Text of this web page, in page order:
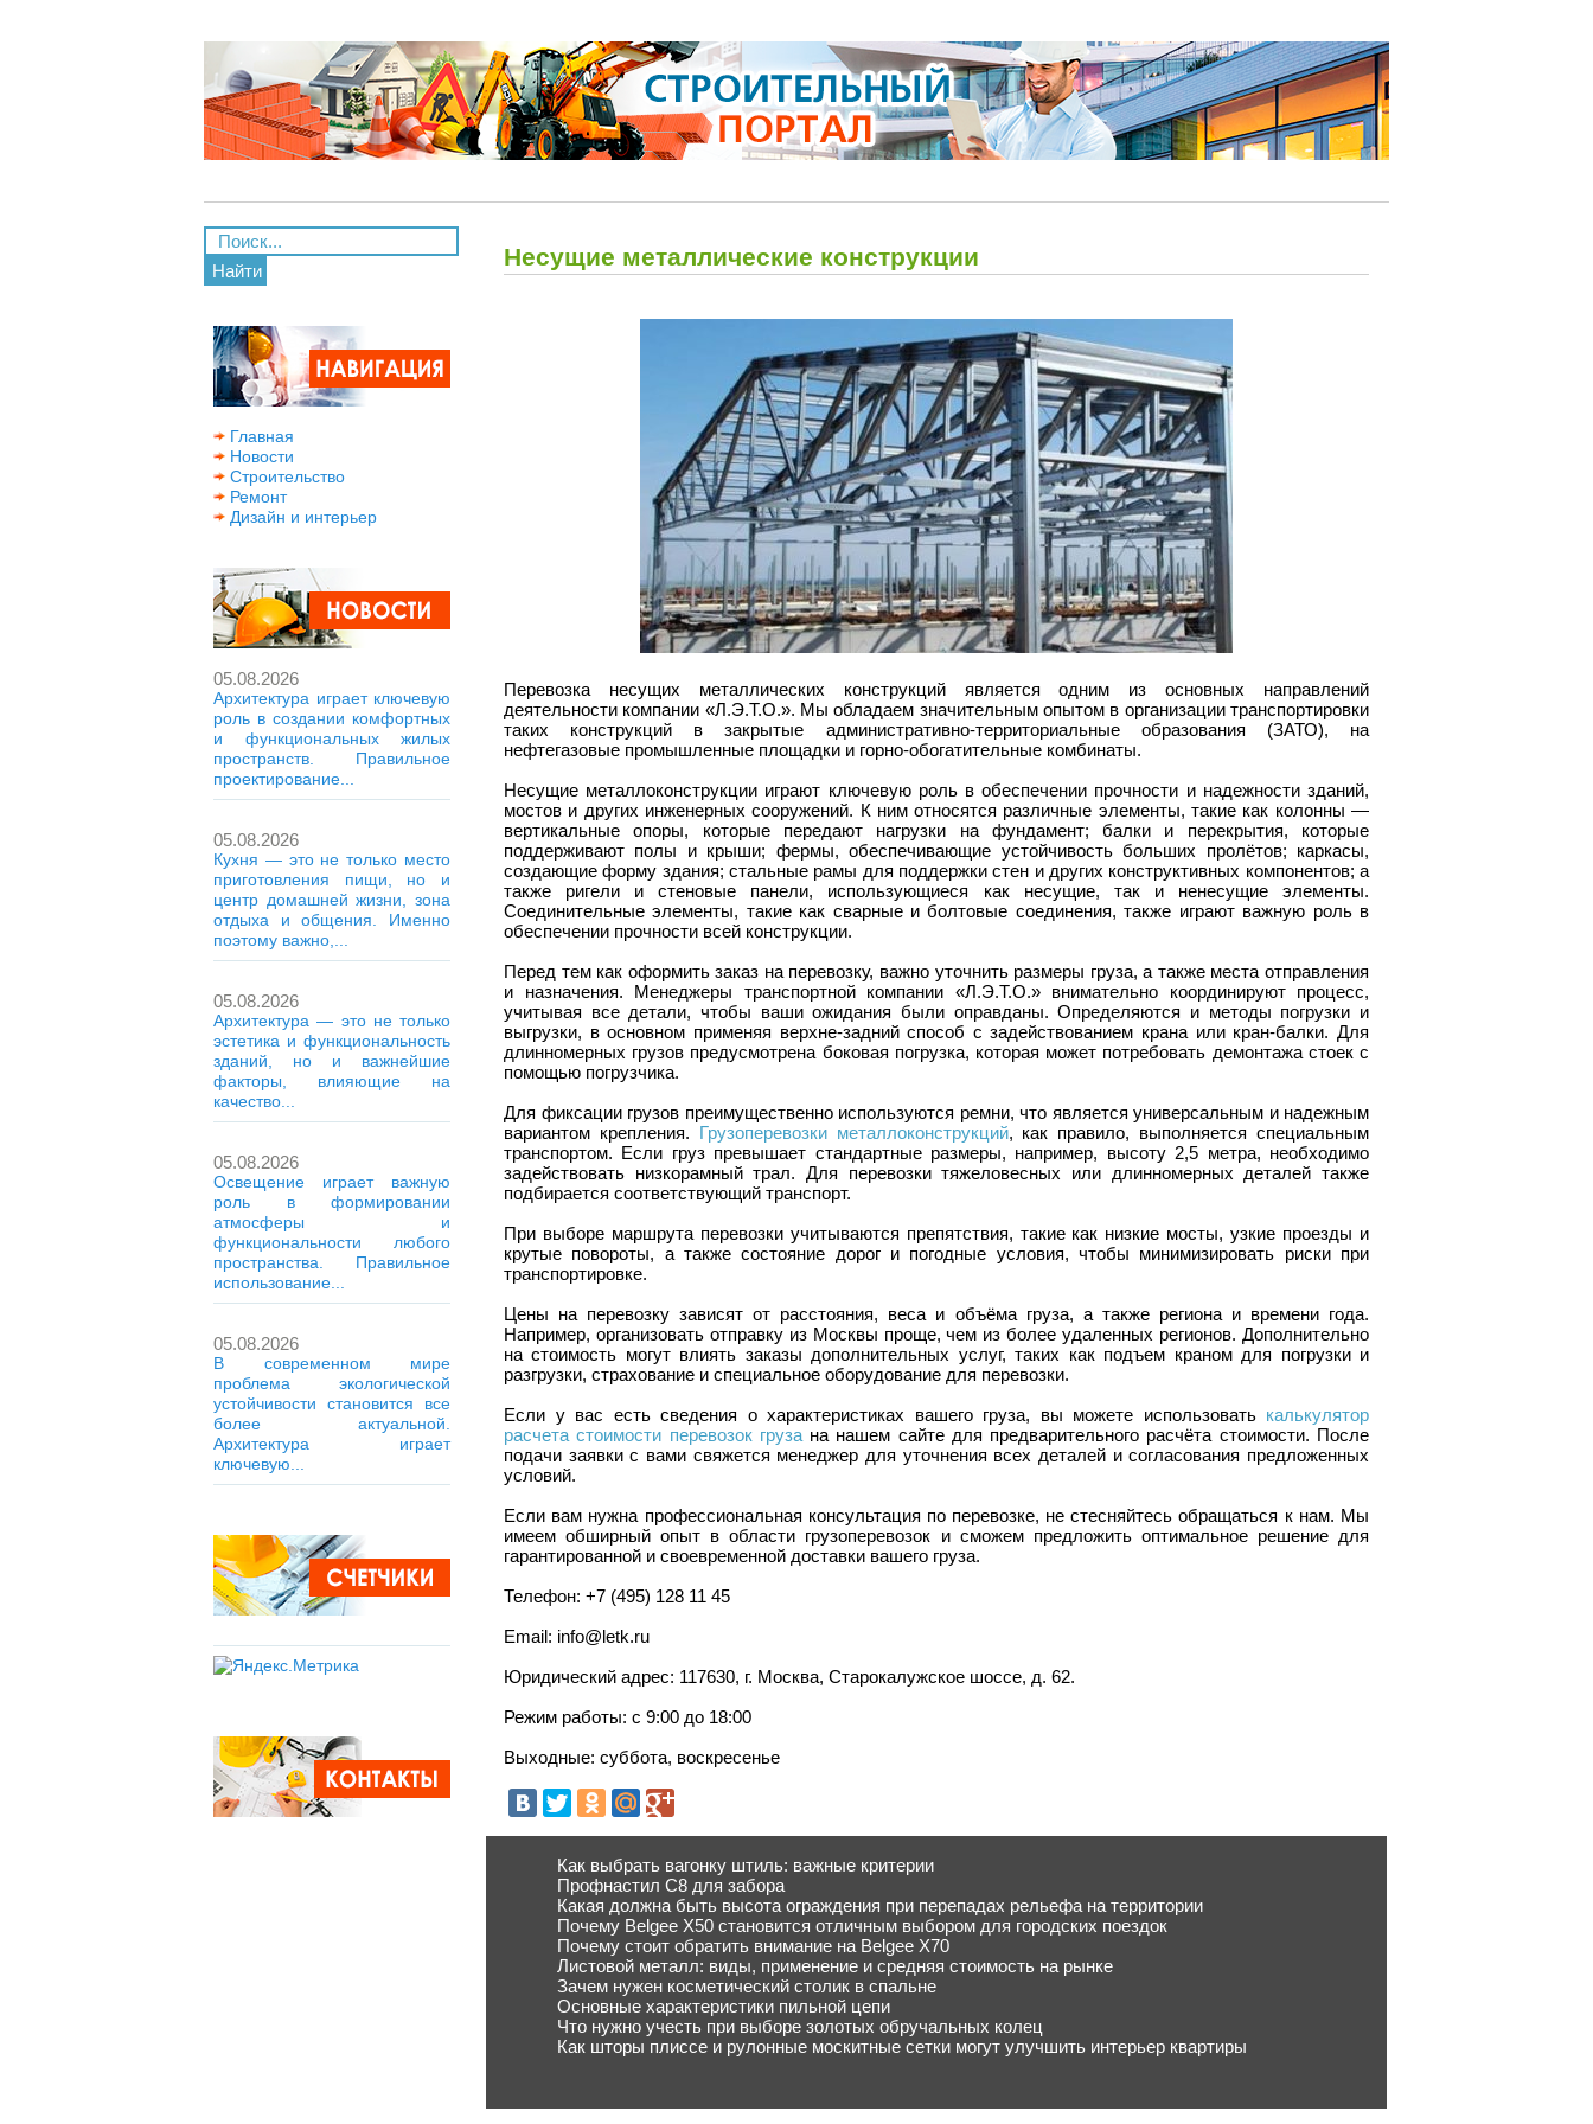
Найти
Главная
Новости
Строительство
Ремонт
Дизайн и интерьер
05.08.2026
Архитектура играет ключевую
роль в создании комфортных
и функциональных жилых
пространств. Правильное
проектирование...
05.08.2026
Кухня — это не только место
приготовления пищи, но и
центр домашней жизни, зона
отдыха и общения. Именно
поэтому важно,...
05.08.2026
Архитектура — это не только
эстетика и функциональность
зданий, но и важнейшие
факторы, влияющие на
качество...
05.08.2026
Освещение играет важную
роль в формировании
атмосферы и
функциональности любого
пространства. Правильное
использование...
05.08.2026
В современном мире
проблема экологической
устойчивости становится все
более актуальной.
Архитектура играет
ключевую...
Несущие металлические конструкции
Перевозка несущих металлических конструкций является одним из основных направлений
деятельности компании «Л.Э.Т.О.». Мы обладаем значительным опытом в организации транспортировки
таких конструкций в закрытые административно-территориальные образования (ЗАТО), на
нефтегазовые промышленные площадки и горно-обогатительные комбинаты.
Несущие металлоконструкции играют ключевую роль в обеспечении прочности и надежности зданий,
мостов и других инженерных сооружений. К ним относятся различные элементы, такие как колонны —
вертикальные опоры, которые передают нагрузки на фундамент; балки и перекрытия, которые
поддерживают полы и крыши; фермы, обеспечивающие устойчивость больших пролётов; каркасы,
создающие форму здания; стальные рамы для поддержки стен и других конструктивных компонентов; а
также ригели и стеновые панели, использующиеся как несущие, так и ненесущие элементы.
Соединительные элементы, такие как сварные и болтовые соединения, также играют важную роль в
обеспечении прочности всей конструкции.
Перед тем как оформить заказ на перевозку, важно уточнить размеры груза, а также места отправления
и назначения. Менеджеры транспортной компании «Л.Э.Т.О.» внимательно координируют процесс,
учитывая все детали, чтобы ваши ожидания были оправданы. Определяются и методы погрузки и
выгрузки, в основном применяя верхне-задний способ с задействованием крана или кран-балки. Для
длинномерных грузов предусмотрена боковая погрузка, которая может потребовать демонтажа стоек с
помощью погрузчика.
Для фиксации грузов преимущественно используются ремни, что является универсальным и надежным
вариантом крепления. Грузоперевозки металлоконструкций, как правило, выполняется специальным
транспортом. Если груз превышает стандартные размеры, например, высоту 2,5 метра, необходимо
задействовать низкорамный трал. Для перевозки тяжеловесных или длинномерных деталей также
подбирается соответствующий транспорт.
При выборе маршрута перевозки учитываются препятствия, такие как низкие мосты, узкие проезды и
крутые повороты, а также состояние дорог и погодные условия, чтобы минимизировать риски при
транспортировке.
Цены на перевозку зависят от расстояния, веса и объёма груза, а также региона и времени года.
Например, организовать отправку из Москвы проще, чем из более удаленных регионов. Дополнительно
на стоимость могут влиять заказы дополнительных услуг, таких как подъем краном для погрузки и
разгрузки, страхование и специальное оборудование для перевозки.
Если у вас есть сведения о характеристиках вашего груза, вы можете использовать калькулятор
расчета стоимости перевозок грузана нашем сайте для предварительного расчёта стоимости. После
подачи заявки с вами свяжется менеджер для уточнения всех деталей и согласования предложенных
условий.
Если вам нужна профессиональная консультация по перевозке, не стесняйтесь обращаться к нам. Мы
имеем обширный опыт в области грузоперевозок и сможем предложить оптимальное решение для
гарантированной и своевременной доставки вашего груза.
Телефон: +7 (495) 128 11 45
Email: info@letk.ru
Юридический адрес: 117630, г. Москва, Старокалужское шоссе, д. 62.
Режим работы: c 9:00 до 18:00
Выходные: суббота, воскресенье
Как выбрать вагонку штиль: важные критерии
Профнастил С8 для забора
Какая должна быть высота ограждения при перепадах рельефа на территории
Почему Belgee X50 становится отличным выбором для городских поездок
Почему стоит обратить внимание на Belgee X70
Листовой металл: виды, применение и средняя стоимость на рынке
Зачем нужен косметический столик в спальне
Основные характеристики пильной цепи
Что нужно учесть при выборе золотых обручальных колец
Как шторы плиссе и рулонные москитные сетки могут улучшить интерьер квартиры